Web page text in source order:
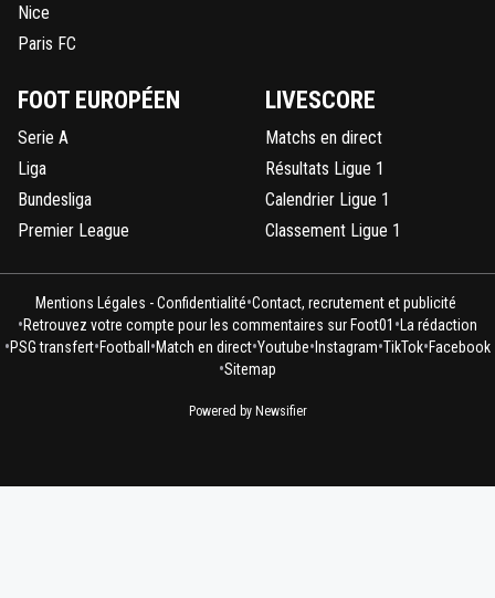
Nice
Paris FC
FOOT EUROPÉEN
Serie A
Liga
Bundesliga
Premier League
LIVESCORE
Matchs en direct
Résultats Ligue 1
Calendrier Ligue 1
Classement Ligue 1
Mentions Légales - Confidentialité•Contact, recrutement et publicité
•Retrouvez votre compte pour les commentaires sur Foot01 • La rédaction
•PSG transfert•Football •Match en direct•Youtube• Instagram•TikTok•Facebook
•Sitemap
Powered by Newsifier